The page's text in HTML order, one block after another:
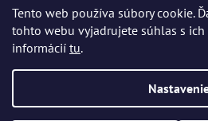
Tento web používa súbory cookie.
tohto webu vyjadrujete súhlas s ich
informácií tu.
Z
Á
Vytvoril